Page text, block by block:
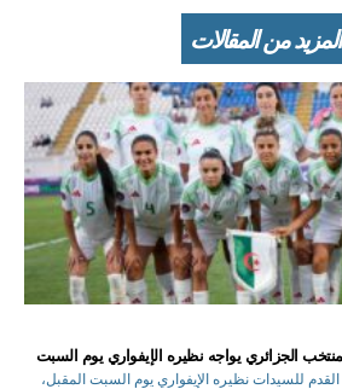
المزيد من المقالات
الجزائري يواجه نظيره الإيفواري يوم السبت
للسيدات نظيره الإيفواري يوم السبت المقبل،